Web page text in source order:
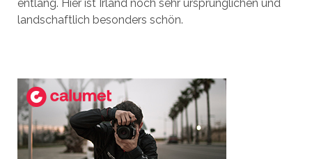
entlang. Hier ist Irland noch sehr ursprünglichen und
landschaftlich besonders schön.